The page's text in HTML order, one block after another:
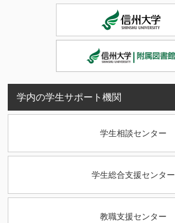
学内の学生サポート機関
学生相談センター
学生総合支援センター
教職支援センター